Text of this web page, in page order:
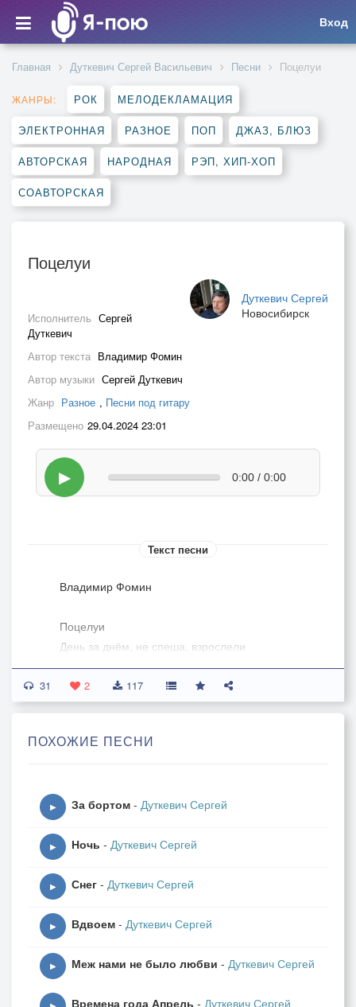
Вход
Главная Дуткевич Сергей Васильевич Песни Поцелуи
ЖАНРЫ: РОК МЕЛОДЕКЛАМАЦИЯ
ЭЛЕКТРОННАЯ РАЗНОЕ ПОП ДЖАЗ, БЛЮЗ
АВТОРСКАЯ НАРОДНАЯ РЭП, ХИП-ХОП
СОАВТОРСКАЯ
Поцелуи
Дуткевич Сергей
Новосибирск
Исполнитель Сергей
Дуткевич
Автор текста Владимир Фомин
Автор музыки Сергей Дуткевич
Жанр Разное , Песни под гитару
Размещено 29.04.2024 23:01
▶ 0:00 / 0:00
Текст песни
Владимир Фомин
Поцелуи
День за днём, не спеша, взрослели
Наливаясь жизненным соком.
Ничего-то мы не умели,
Целовали друг друга в щёку.
Загорали под ярким солнцем,
Целовали друг друга в губы.
Наплевали на все советы.
Рассекречивали секреты -
Повзрослели так рано внуки.
Целовать не лицо, а руки.
31 2 117
ПОХОЖИЕ ПЕСНИ
▶ За бортом - Дуткевич Сергей
▶ Ночь - Дуткевич Сергей
▶ Снег - Дуткевич Сергей
▶ Вдвоем - Дуткевич Сергей
▶ Меж нами не было любви - Дуткевич Сергей
Времена года Апрель - Дуткевич Сергей